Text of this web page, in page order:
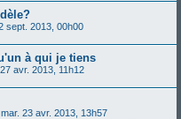
sept. 2013, 00h00
à qui je tiens
avr. 2013, 11h12
mar. 23 avr. 2013, 13h57